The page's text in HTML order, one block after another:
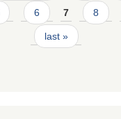
6 7 8
last »